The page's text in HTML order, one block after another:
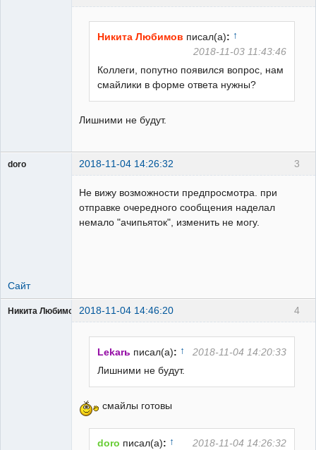
Никита Любимов писал(а): ↑
2018-11-03 11:43:46
Коллеги, попутно появился вопрос, нам
смайлики в форме ответа нужны?
Лишними не будут.
3
doro 2018-11-04 14:26:32
Не вижу возможности предпросмотра. при
отправке очередного сообщения наделал
немало "ачипьяток", изменить не могу.
Сайт
4
Никита Любимов 2018-11-04 14:46:20
Lekarь писал(а): ↑
2018-11-04 14:20:33
Лишними не будут.
смайлы готовы
doro писал(а): ↑
2018-11-04 14:26:32